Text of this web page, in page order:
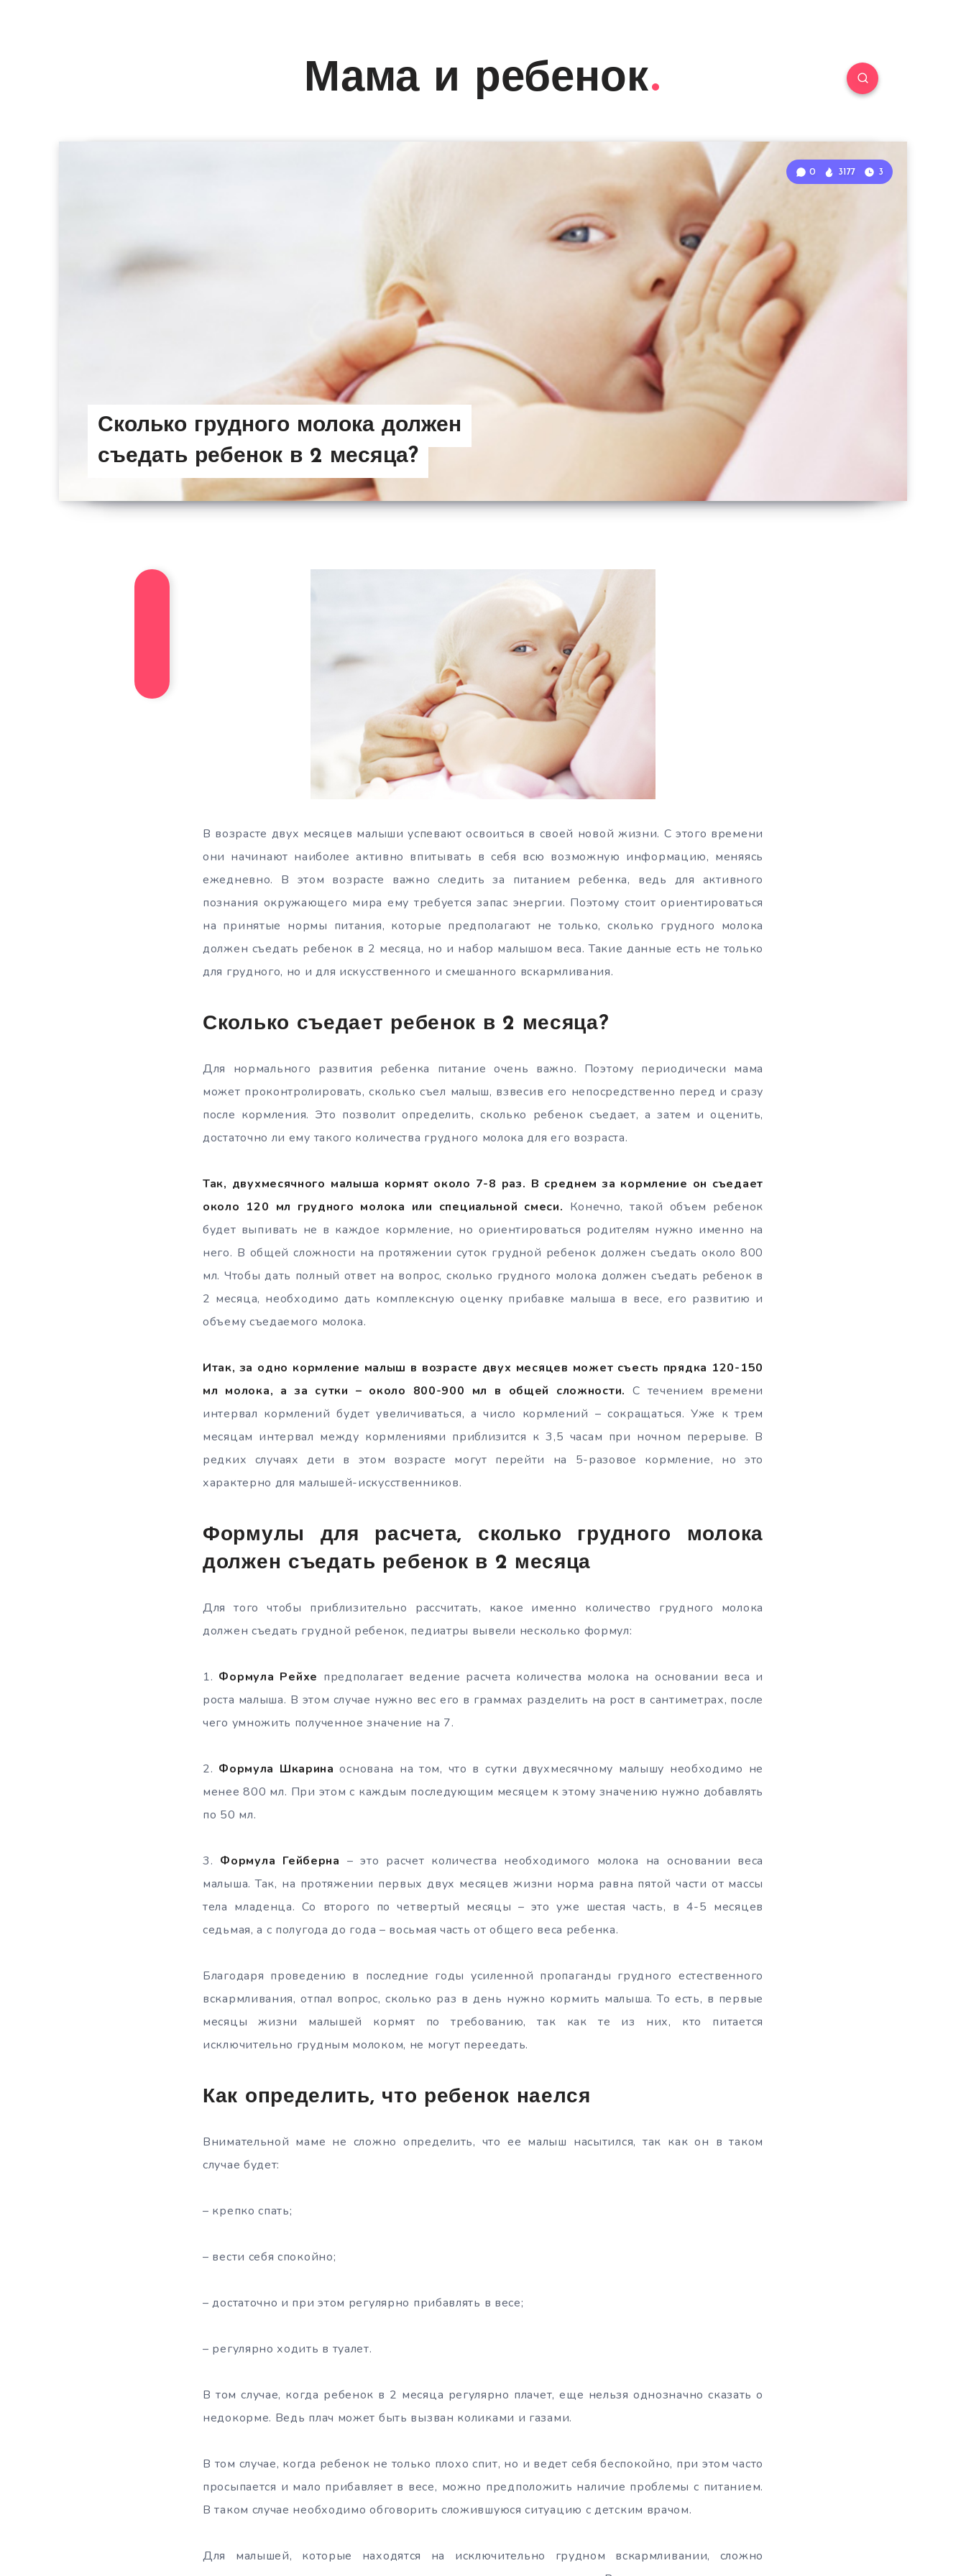
Мама и ребенок
Сколько грудного молока должен
съедать ребенок в 2 месяца?
0 3177 3
В возрасте двух месяцев малыши успевают освоиться в своей новой жизни. С этого времени
они начинают наиболее активно впитывать в себя всю возможную информацию, меняясь
ежедневно. В этом возрасте важно следить за питанием ребенка, ведь для активного
познания окружающего мира ему требуется запас энергии. Поэтому стоит ориентироваться
на принятые нормы питания, которые предполагают не только, сколько грудного молока
должен съедать ребенок в 2 месяца, но и набор малышом веса. Такие данные есть не только
для грудного, но и для искусственного и смешанного вскармливания.
Сколько съедает ребенок в 2 месяца?
Для нормального развития ребенка питание очень важно. Поэтому периодически мама
может проконтролировать, сколько съел малыш, взвесив его непосредственно перед и сразу
после кормления. Это позволит определить, сколько ребенок съедает, а затем и оценить,
достаточно ли ему такого количества грудного молока для его возраста.
Так, двухмесячного малыша кормят около 7-8 раз. В среднем за кормление он съедает
около 120 мл грудного молока или специальной смеси. Конечно, такой объем ребенок
будет выпивать не в каждое кормление, но ориентироваться родителям нужно именно на
него. В общей сложности на протяжении суток грудной ребенок должен съедать около 800
мл. Чтобы дать полный ответ на вопрос, сколько грудного молока должен съедать ребенок в
2 месяца, необходимо дать комплексную оценку прибавке малыша в весе, его развитию и
объему съедаемого молока.
Итак, за одно кормление малыш в возрасте двух месяцев может съесть прядка 120-150
мл молока, а за сутки – около 800-900 мл в общей сложности. С течением времени
интервал кормлений будет увеличиваться, а число кормлений – сокращаться. Уже к трем
месяцам интервал между кормлениями приблизится к 3,5 часам при ночном перерыве. В
редких случаях дети в этом возрасте могут перейти на 5-разовое кормление, но это
характерно для малышей-искусственников.
Формулы для расчета, сколько грудного молока
должен съедать ребенок в 2 месяца
Для того чтобы приблизительно рассчитать, какое именно количество грудного молока
должен съедать грудной ребенок, педиатры вывели несколько формул:
1.​ Формула Рейхе предполагает ведение расчета количества молока на основании веса и
роста малыша. В этом случае нужно вес его в граммах разделить на рост в сантиметрах, после
чего умножить полученное значение на 7.
2.​ Формула Шкарина основана на том, что в сутки двухмесячному малышу необходимо не
менее 800 мл. При этом с каждым последующим месяцем к этому значению нужно добавлять
по 50 мл.
3.​ Формула Гейберна – это расчет количества необходимого молока на основании веса
малыша. Так, на протяжении первых двух месяцев жизни норма равна пятой части от массы
тела младенца. Со второго по четвертый месяцы – это уже шестая часть, в 4-5 месяцев
седьмая, а с полугода до года – восьмая часть от общего веса ребенка.
Благодаря проведению в последние годы усиленной пропаганды грудного естественного
вскармливания, отпал вопрос, сколько раз в день нужно кормить малыша. То есть, в первые
месяцы жизни малышей кормят по требованию, так как те из них, кто питается
исключительно грудным молоком, не могут переедать.
Как определить, что ребенок наелся
Внимательной маме не сложно определить, что ее малыш насытился, так как он в таком
случае будет:
– крепко спать;
– вести себя спокойно;
– достаточно и при этом регулярно прибавлять в весе;
– регулярно ходить в туалет.
В том случае, когда ребенок в 2 месяца регулярно плачет, еще нельзя однозначно сказать о
недокорме. Ведь плач может быть вызван коликами и газами.
В том случае, когда ребенок не только плохо спит, но и ведет себя беспокойно, при этом часто
просыпается и мало прибавляет в весе, можно предположить наличие проблемы с питанием.
В таком случае необходимо обговорить сложившуюся ситуацию с детским врачом.
Для малышей, которые находятся на исключительно грудном вскармливании, сложно